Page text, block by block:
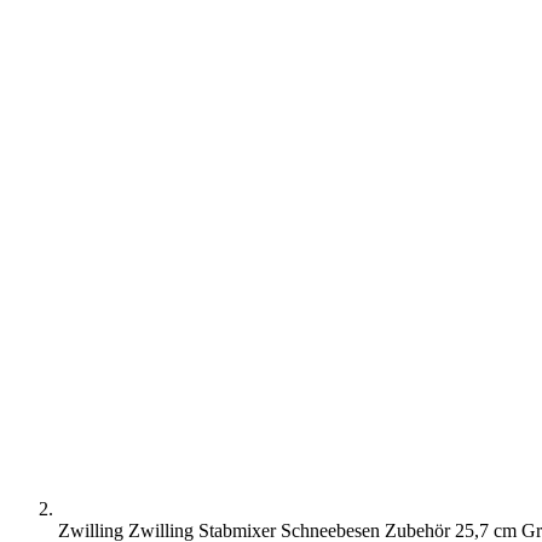
Zwilling Zwilling Stabmixer Schneebesen Zubehör 25,7 cm